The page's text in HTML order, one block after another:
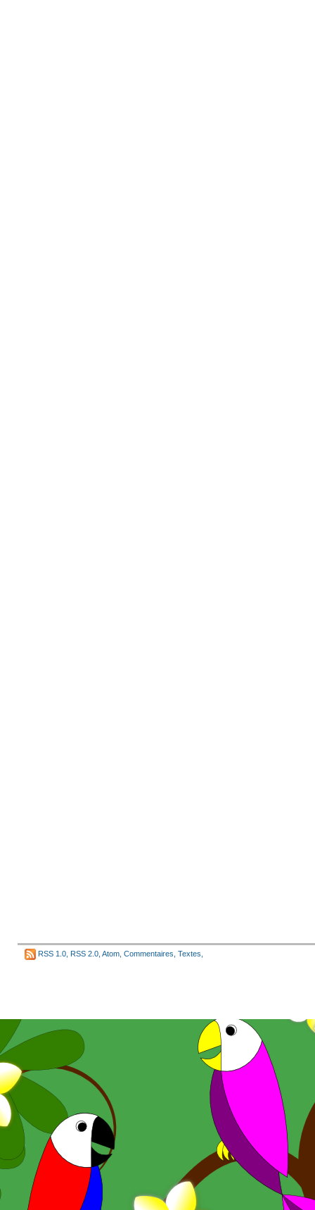
RSS 1.0 RSS 2.0 Atom Commentaires Textes